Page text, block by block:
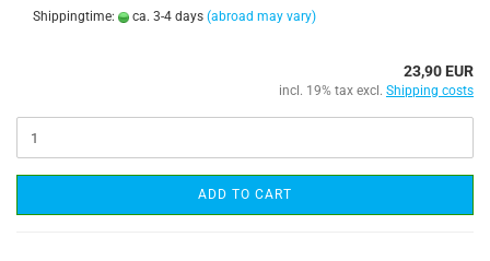
Shippingtime: ca. 3-4 days (abroad may vary)
23,90 EUR
incl. 19% tax excl. Shipping costs
ADD TO CART